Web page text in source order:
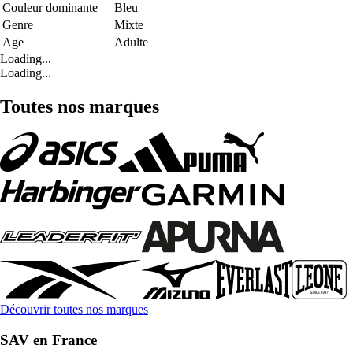
Couleur dominante
Bleu
Genre
Mixte
Age
Adulte
Loading...
Loading...
Toutes nos marques
Découvrir toutes nos marques
SAV en France